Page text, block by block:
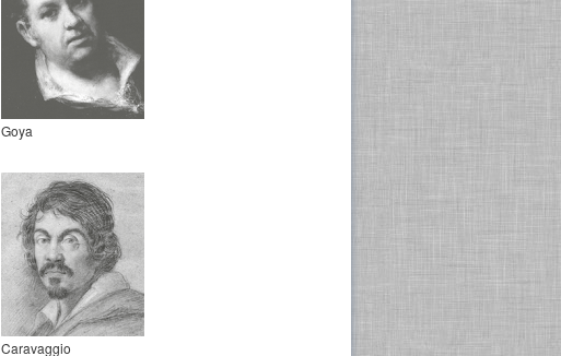
Goya
Caravaggio